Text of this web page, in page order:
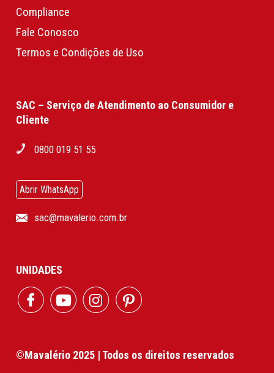
Compliance
Fale Conosco
Termos e Condições de Uso
SAC – Serviço de Atendimento ao Consumidor e
Cliente
0800 019 51 55
Abrir WhatsApp
sac@mavalerio.com.br
UNIDADES
©Mavalério 2025 | Todos os direitos reservados